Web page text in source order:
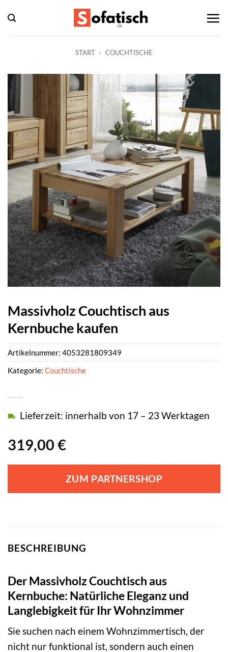
Inhalt
springen
START » COUCHTISCHE
Massivholz Couchtisch aus
Kernbuche kaufen
319,00 €
Lieferzeit: innerhalb von 17 – 23 Werktagen
ZUM PARTNERSHOP
Artikelnummer: 4053281809349
Kategorie: Couchtische
BESCHREIBUNG
Der Massivholz Couchtisch aus
Kernbuche: Natürliche Eleganz und
Langlebigkeit für Ihr Wohnzimmer
Sie suchen nach einem Wohnzimmertisch, der
nicht nur funktional ist, sondern auch einen